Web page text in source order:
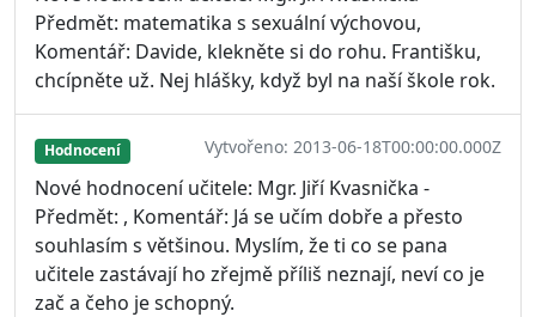
Předmět: matematika s sexuální výchovou,
Komentář: Davide, klekněte si do rohu. Františku,
chcípněte už. Nej hlášky, když byl na naší škole rok.
Hodnocení Vytvořeno: 2013-06-18T00:00:00.000Z
Nové hodnocení učitele: Mgr. Jiří Kvasnička -
Předmět: , Komentář: Já se učím dobře a přesto
souhlasím s většinou. Myslím, že ti co se pana
učitele zastávají ho zřejmě příliš neznají, neví co je
zač a čeho je schopný.